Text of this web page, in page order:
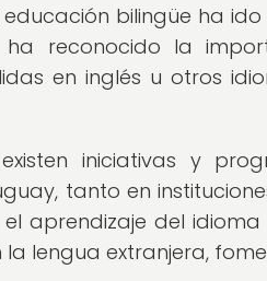
educación bilingüe ha
ha reconocido la
en inglés u otros
iniciativas y
tanto en
aprendizaje del
la lengua extranjera,